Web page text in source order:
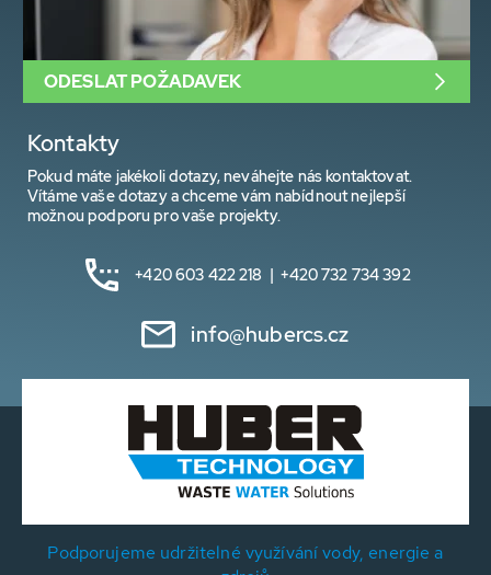
Kontakty
Pokud máte jakékoli dotazy, neváhejte nás kontaktovat.
Vítáme vaše dotazy a chceme vám nabídnout nejlepší
možnou podporu pro vaše projekty.
+420 603 422 218 | +420 732 734 392
info@hubercs.cz
ODESLAT POŽADAVEK
Podporujeme udržitelné využívání vody, energie a